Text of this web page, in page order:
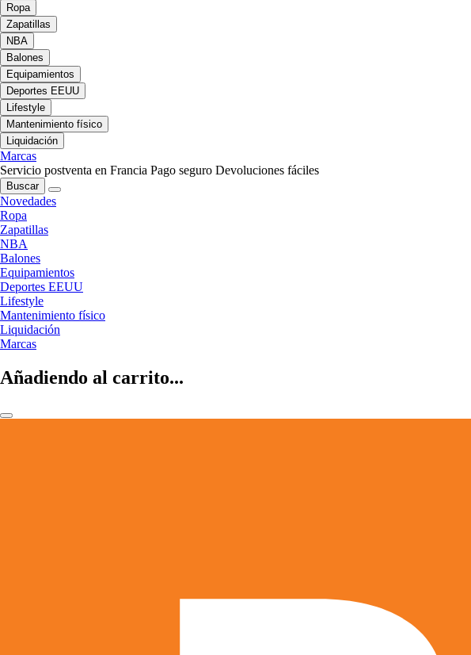
Ropa
Zapatillas
NBA
Balones
Equipamientos
Deportes EEUU
Lifestyle
Mantenimiento físico
Liquidación
Marcas
Servicio postventa en Francia Pago seguro Devoluciones fáciles
Buscar
Novedades
Ropa
Zapatillas
NBA
Balones
Equipamientos
Deportes EEUU
Lifestyle
Mantenimiento físico
Liquidación
Marcas
Añadiendo al carrito...